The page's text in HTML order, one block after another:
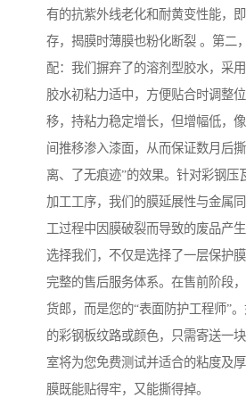
有的抗紫外线老化和耐黄变性能，
存，揭膜时薄膜也粉化断裂 。第二
配：我们摒弃了的溶剂型胶水，采
胶水初粘力适中，方便贴合时调整
移，持粘力稳定增长，但增幅低，
间推移渗入漆面，从而保证数月后
离、了无痕迹”的效果。针对彩钢压
加工工序，我们的膜延展性与金属
工过程中因膜破裂而导致的废品产生
选择我们，不仅是选择了一层保护
完整的售后服务体系。在售前阶段
货郎，而是您的“表面防护工程师”
的彩钢板纹路或颜色，只需寄送一
室将为您免费测试并适合的粘度及
膜既能贴得牢，又能撕得掉。